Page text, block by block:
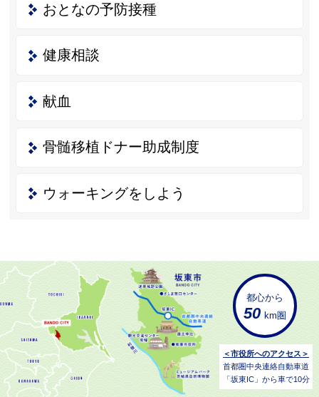
おとなの予防接種
健康相談
献血
骨髄移植ドナー助成制度
ウォーキングをしよう
都心から
50 km圏
＜市役所へのアクセス＞
首都圏中央連絡自動車道
「坂東IC」から車で10分